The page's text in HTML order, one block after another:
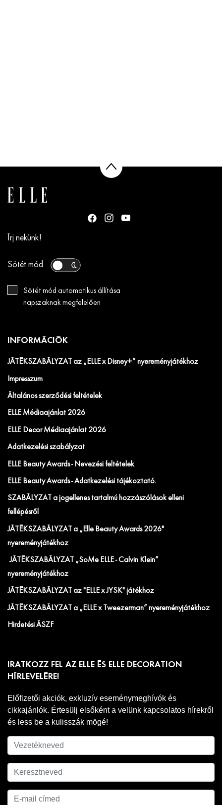
Írj nekünk!
Sötét mód
Sötét mód automatikus állítása
napszaknak megfelelően
INFORMÁCIÓK
JÁTÉKSZABÁLYZAT az „ELLE x Disney+” nyereményjátékhoz
Impresszum
Általános szerződési feltételek
ELLE Médiaajánlat 2026
ELLE Decor Médiaajánlat 2026
Adatkezelési szabályzat
ELLE Beauty Awards - Nevezési feltételek
ELLE Beauty Awards - Adatkezelési tájékoztató.
SZABÁLYZAT a jogellenes tartalmú hozzászólások elleni
fellépésről
JÁTÉKSZABÁLYZAT a „Elle Beauty Awards 2026"
nyereményjátékhoz
JÁTÉKSZABÁLYZAT „SoMe ELLE - Calvin Klein”
nyereményjátékhoz
JÁTÉKSZABÁLYZAT az "ELLE x JYSK" játékhoz
JÁTÉKSZABÁLYZAT a „ELLE x Tweezerman” nyereményjátékhoz
Hirdetési ÁSZF
IRATKOZZ FEL AZ ELLE ÉS ELLE DECORATION
HÍRLEVELÉRE!
Előfizetői akciók, exkluzív eseménymeghívók és
cikkajánlók. Értesülj elsőként a velünk kapcsolatos hírekről
és less be a kulisszák mögé!